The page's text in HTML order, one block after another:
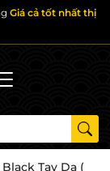
Giá cả tốt nhất thị
Tay Da (